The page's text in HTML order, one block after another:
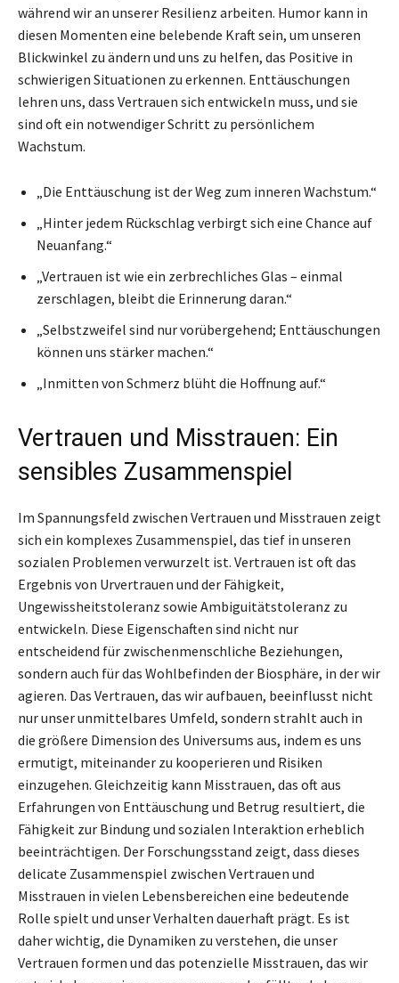
während wir an unserer Resilienz arbeiten. Humor kann in
diesen Momenten eine belebende Kraft sein, um unseren
Blickwinkel zu ändern und uns zu helfen, das Positive in
schwierigen Situationen zu erkennen. Enttäuschungen
lehren uns, dass Vertrauen sich entwickeln muss, und sie
sind oft ein notwendiger Schritt zu persönlichem
Wachstum.
„Die Enttäuschung ist der Weg zum inneren Wachstum.“
„Hinter jedem Rückschlag verbirgt sich eine Chance auf
Neuanfang.“
„Vertrauen ist wie ein zerbrechliches Glas – einmal
zerschlagen, bleibt die Erinnerung daran.“
„Selbstzweifel sind nur vorübergehend; Enttäuschungen
können uns stärker machen.“
„Inmitten von Schmerz blüht die Hoffnung auf.“
Vertrauen und Misstrauen: Ein
sensibles Zusammenspiel
Im Spannungsfeld zwischen Vertrauen und Misstrauen zeigt
sich ein komplexes Zusammenspiel, das tief in unseren
sozialen Problemen verwurzelt ist. Vertrauen ist oft das
Ergebnis von Urvertrauen und der Fähigkeit,
Ungewissheitstoleranz sowie Ambiguitätstoleranz zu
entwickeln. Diese Eigenschaften sind nicht nur
entscheidend für zwischenmenschliche Beziehungen,
sondern auch für das Wohlbefinden der Biosphäre, in der wir
agieren. Das Vertrauen, das wir aufbauen, beeinflusst nicht
nur unser unmittelbares Umfeld, sondern strahlt auch in
die größere Dimension des Universums aus, indem es uns
ermutigt, miteinander zu kooperieren und Risiken
einzugehen. Gleichzeitig kann Misstrauen, das oft aus
Erfahrungen von Enttäuschung und Betrug resultiert, die
Fähigkeit zur Bindung und sozialen Interaktion erheblich
beeinträchtigen. Der Forschungsstand zeigt, dass dieses
delicate Zusammenspiel zwischen Vertrauen und
Misstrauen in vielen Lebensbereichen eine bedeutende
Rolle spielt und unser Verhalten dauerhaft prägt. Es ist
daher wichtig, die Dynamiken zu verstehen, die unser
Vertrauen formen und das potenzielle Misstrauen, das wir